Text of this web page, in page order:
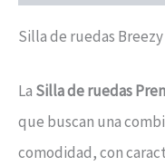
Silla de ruedas
La Silla de ruedas
que buscan una
comodidad, con